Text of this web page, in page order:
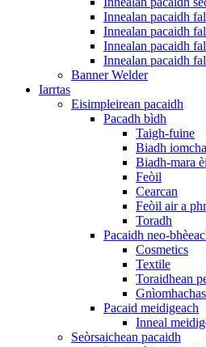
Innealan pacaidh
Innealan pacaidh
Innealan pacaidh
Innealan pacaidh
Banner Welder
Iarrtas
Eisimpleirean pacaidh
Pacadh bìdh
Taigh-fuine
Biadh
Biadh-mara
Feòil
Cearcan
Feòil air a
Toradh
Pacaidh neo-
Cosmetics
Textile
Toraidhean
Pacaid meidigeach
Inneal
Seòrsaichean pacaidh